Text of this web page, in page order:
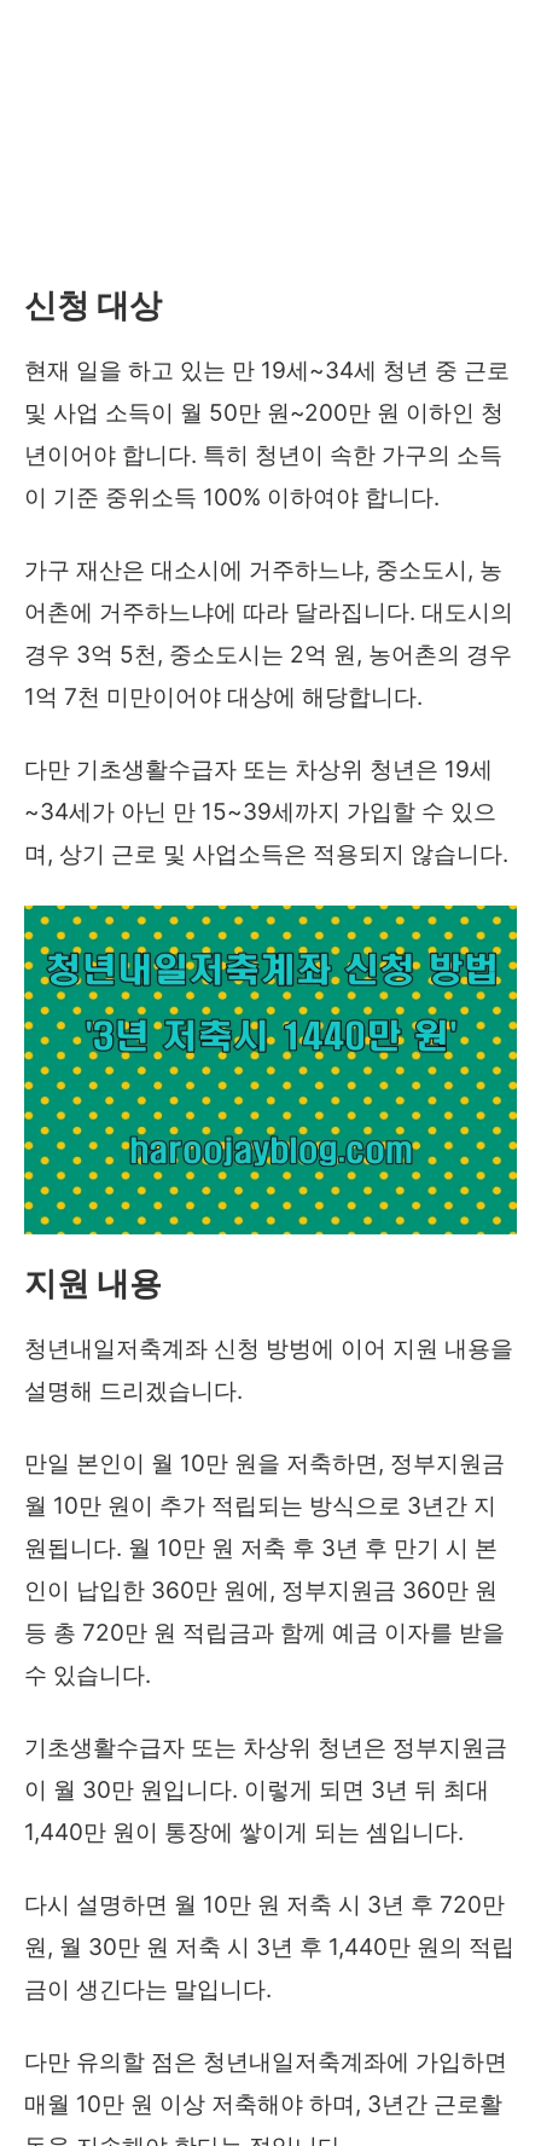
신청 대상
현재 일을 하고 있는 만 19세~34세 청년 중 근로
및 사업 소득이 월 50만 원~200만 원 이하인 청
년이어야 합니다. 특히 청년이 속한 가구의 소득
이 기준 중위소득 100% 이하여야 합니다.
가구 재산은 대소시에 거주하느냐, 중소도시, 농
어촌에 거주하느냐에 따라 달라집니다. 대도시의
경우 3억 5천, 중소도시는 2억 원, 농어촌의 경우
1억 7천 미만이어야 대상에 해당합니다.
다만 기초생활수급자 또는 차상위 청년은 19세
~34세가 아닌 만 15~39세까지 가입할 수 있으
며, 상기 근로 및 사업소득은 적용되지 않습니다.
지원 내용
청년내일저축계좌 신청 방벙에 이어 지원 내용을
설명해 드리겠습니다.
만일 본인이 월 10만 원을 저축하면, 정부지원금
월 10만 원이 추가 적립되는 방식으로 3년간 지
원됩니다. 월 10만 원 저축 후 3년 후 만기 시 본
인이 납입한 360만 원에, 정부지원금 360만 원
등 총 720만 원 적립금과 함께 예금 이자를 받을
수 있습니다.
기초생활수급자 또는 차상위 청년은 정부지원금
이 월 30만 원입니다. 이렇게 되면 3년 뒤 최대
1,440만 원이 통장에 쌓이게 되는 셈입니다.
다시 설명하면 월 10만 원 저축 시 3년 후 720만
원, 월 30만 원 저축 시 3년 후 1,440만 원의 적립
금이 생긴다는 말입니다.
다만 유의할 점은 청년내일저축계좌에 가입하면
매월 10만 원 이상 저축해야 하며, 3년간 근로활